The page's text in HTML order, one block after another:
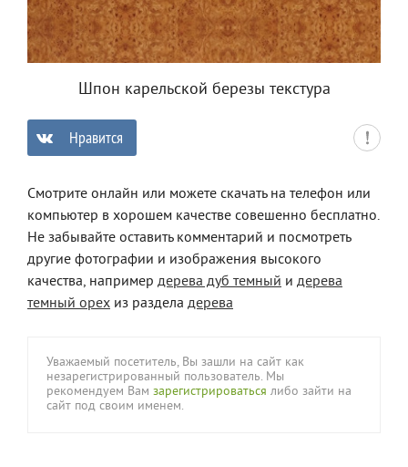
Шпон карельской березы текстура
Нравится
Смотрите онлайн или можете скачать на телефон или
компьютер в хорошем качестве совешенно бесплатно.
Не забывайте оставить комментарий и посмотреть
другие фотографии и изображения высокого
качества, например дерева дуб темный и дерева
темный орех из раздела дерева
Уважаемый посетитель, Вы зашли на сайт как
незарегистрированный пользователь. Мы
рекомендуем Вам зарегистрироваться либо зайти на
сайт под своим именем.